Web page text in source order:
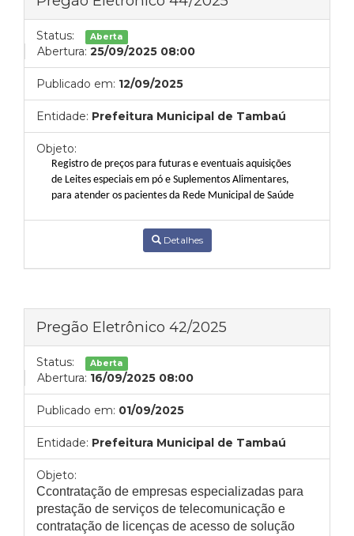
Status: Aberta
Abertura: 25/09/2025 08:00
Publicado em: 12/09/2025
Entidade: Prefeitura Municipal de Tambaú
Objeto:
Registro de preços para futuras e eventuais aquisições
de Leites especiais em pó e Suplementos Alimentares,
para atender os pacientes da Rede Municipal de Saúde
Detalhes
Pregão Eletrônico 42/2025
Status: Aberta
Abertura: 16/09/2025 08:00
Publicado em: 01/09/2025
Entidade: Prefeitura Municipal de Tambaú
Objeto:
Ccontratação de empresas especializadas para
prestação de serviços de telecomunicação e
contratação de licenças de acesso de solução